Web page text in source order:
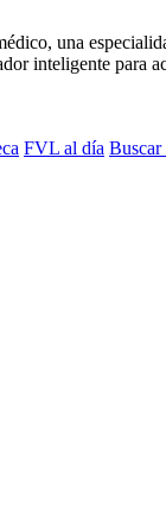
una
inteligente para
FVL al día Buscar